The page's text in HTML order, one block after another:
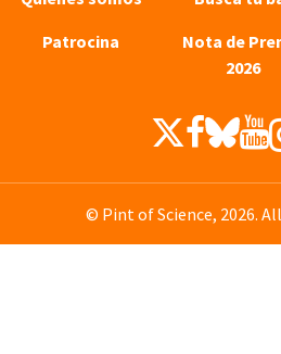
Patrocina
Nota de
2026
© Pint of Science, 2026.